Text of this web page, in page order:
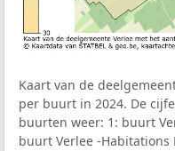
Kaart van de
per buurt in 2024. De
buurten weer: 1: buurt
buurt Verlee -Habitations